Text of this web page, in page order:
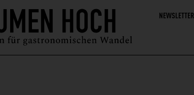
NEWSLETTER
PODCAST ÜBER UNS SYMPOSIUM